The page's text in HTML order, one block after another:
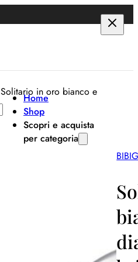
Home
Shop
Scopri e acquista
per categoria
Solitario in oro bianco e